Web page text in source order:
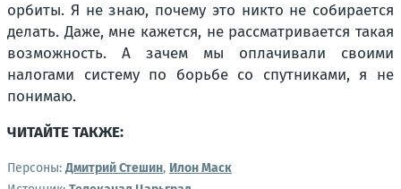
орбиты. Я не знаю, почему это никто не собирается
делать. Даже, мне кажется, не рассматривается такая
возможность. А зачем мы оплачивали своими
налогами систему по борьбе со спутниками, я не
понимаю.
ЧИТАЙТЕ ТАКЖЕ:
Персоны: Дмитрий Стешин, Илон Маск